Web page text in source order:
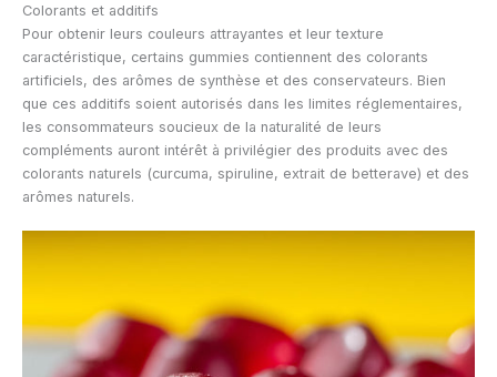
Colorants et additifs
Pour obtenir leurs couleurs attrayantes et leur texture
caractéristique, certains gummies contiennent des colorants
artificiels, des arômes de synthèse et des conservateurs. Bien
que ces additifs soient autorisés dans les limites réglementaires,
les consommateurs soucieux de la naturalité de leurs
compléments auront intérêt à privilégier des produits avec des
colorants naturels (curcuma, spiruline, extrait de betterave) et des
arômes naturels.